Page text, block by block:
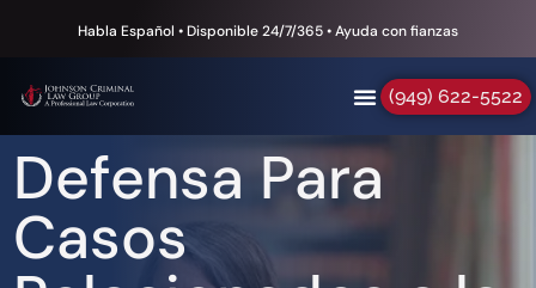
Habla Español • Disponible 24/7/365 • Ayuda con fianzas
(949) 622-5522
Defensa Para
Casos